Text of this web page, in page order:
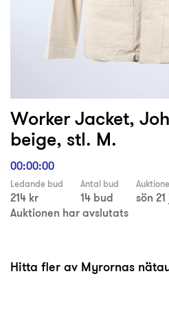
Worker Jacket,
beige, stl. M.
00:00:00
Ledande bud
214 kr
Antal bud
14 bud
sön
Auktionen har avslutats
Hitta fler av Myrornas